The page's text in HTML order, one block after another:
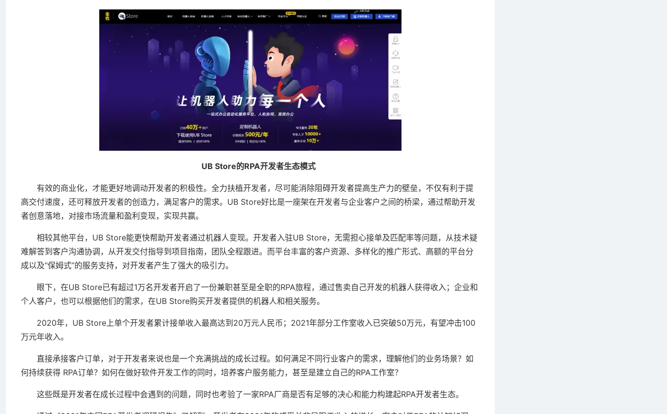
UB Store的RPA开发者生态模式
有效的商业化，才能更好地调动开发者的积极性。全力扶植开发者，尽可能消除阻碍开发者提高生产力的壁垒，不仅有利于提
高交付速度，还可释放开发者的创造力，满足客户的需求。UB Store好比是一座架在开发者与企业客户之间的桥梁，通过帮助开发
者创意落地，对接市场流量和盈利变现，实现共赢。
相较其他平台，UB Store能更快帮助开发者通过机器人变现。开发者入驻UB Store，无需担心接单及匹配率等问题，从技术疑
难解答到客户沟通协调，从开发交付指导到项目指南，团队全程跟进。而平台丰富的客户资源、多样化的推广形式、高额的平台分
成以及“保姆式”的服务支持，对开发者产生了强大的吸引力。
眼下，在UB Store已有超过1万名开发者开启了一份兼职甚至是全职的RPA旅程，通过售卖自己开发的机器人获得收入；企业和
个人客户，也可以根据他们的需求，在UB Store购买开发者提供的机器人和相关服务。
2020年，UB Store上单个开发者累计接单收入最高达到20万元人民币；2021年部分工作室收入已突破50万元，有望冲击100
万元年收入。
直接承接客户订单，对于开发者来说也是一个充满挑战的成长过程。如何满足不同行业客户的需求，理解他们的业务场景？如
何持续获得 RPA订单？如何在做好软件开发工作的同时，培养客户服务能力，甚至是建立自己的RPA工作室？
这些既是开发者在成长过程中会遇到的问题，同时也考验了一家RPA厂商是否有足够的决心和能力构建起RPA开发者生态。